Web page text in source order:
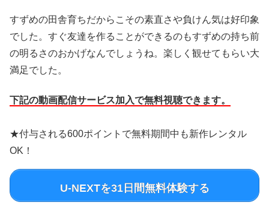
すずめの田舎育ちだからこその素直さや負けん気は好印象
でした。すぐ友達を作ることができるのもすずめの持ち前
の明るさのおかげなんでしょうね。楽しく観せてもらい大
満足でした。
下記の動画配信サービス加入で無料視聴できます。
★付与される600ポイントで無料期間中も新作レンタル
OK！
U-NEXTを31日間無料体験する